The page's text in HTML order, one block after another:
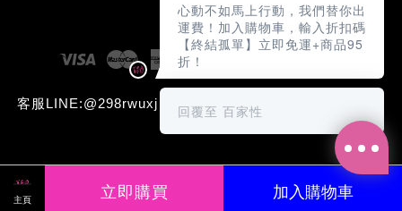
主頁 立即購買 加入購物車
Visa MasterAmerican
Express
Club
客服LINE:@298rwuxj (本網站含成人用品需滿18歲才可瀏
心動不如馬上行動，我們替你出
運費！加入購物車，輸入折扣碼
【終結孤單】立即免運+商品95
折！
回覆至 百家性
Share on Facebook